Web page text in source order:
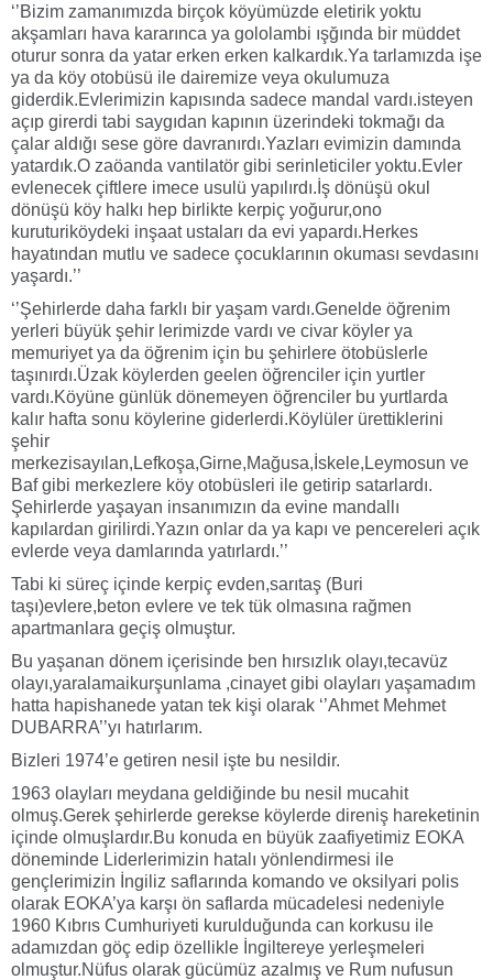
‘’Bizim zamanımızda birçok köyümüzde eletirik yoktu
akşamları hava kararınca ya gololambi ışğında bir müddet
oturur sonra da yatar erken erken kalkardık.Ya tarlamızda işe
ya da köy otobüsü ile dairemize veya okulumuza
giderdik.Evlerimizin kapısında sadece mandal vardı.isteyen
açıp girerdi tabi saygıdan kapının üzerindeki tokmağı da
çalar aldığı sese göre davranırdı.Yazları evimizin damında
yatardık.O zaöanda vantilatör gibi serinleticiler yoktu.Evler
evlenecek çiftlere imece usulü yapılırdı.İş dönüşü okul
dönüşü köy halkı hep birlikte kerpiç yoğurur,ono
kuruturiköydeki inşaat ustaları da evi yapardı.Herkes
hayatından mutlu ve sadece çocuklarının okuması sevdasını
yaşardı.’’
‘’Şehirlerde daha farklı bir yaşam vardı.Genelde öğrenim
yerleri büyük şehir lerimizde vardı ve civar köyler ya
memuriyet ya da öğrenim için bu şehirlere ötobüslerle
taşınırdı.Üzak köylerden geelen öğrenciler için yurtler
vardı.Köyüne günlük dönemeyen öğrenciler bu yurtlarda
kalır hafta sonu köylerine giderlerdi.Köylüler ürettiklerini
şehir
merkezisayılan,Lefkoşa,Girne,Mağusa,İskele,Leymosun ve
Baf gibi merkezlere köy otobüsleri ile getirip satarlardı.
Şehirlerde yaşayan insanımızın da evine mandallı
kapılardan girilirdi.Yazın onlar da ya kapı ve pencereleri açık
evlerde veya damlarında yatırlardı.’’
Tabi ki süreç içinde kerpiç evden,sarıtaş (Buri
taşı)evlere,beton evlere ve tek tük olmasına rağmen
apartmanlara geçiş olmuştur.
Bu yaşanan dönem içerisinde ben hırsızlık olayı,tecavüz
olayı,yaralamaikurşunlama ,cinayet gibi olayları yaşamadım
hatta hapishanede yatan tek kişi olarak ‘’Ahmet Mehmet
DUBARRA’’yı hatırlarım.
Bizleri 1974’e getiren nesil işte bu nesildir.
1963 olayları meydana geldiğinde bu nesil mucahit
olmuş.Gerek şehirlerde gerekse köylerde direniş hareketinin
içinde olmuşlardır.Bu konuda en büyük zaafiyetimiz EOKA
döneminde Liderlerimizin hatalı yönlendirmesi ile
gençlerimizin İngiliz saflarında komando ve oksilyari polis
olarak EOKA’ya karşı ön saflarda mücadelesi nedeniyle
1960 Kıbrıs Cumhuriyeti kurulduğunda can korkusu ile
adamızdan göç edip özellikle İngiltereye yerleşmeleri
olmuştur.Nüfus olarak gücümüz azalmış ve Rum nufusun